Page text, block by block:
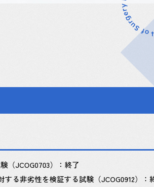
（JCOG0703）：終了
る非劣性を検証する試験（JCOG0912）：